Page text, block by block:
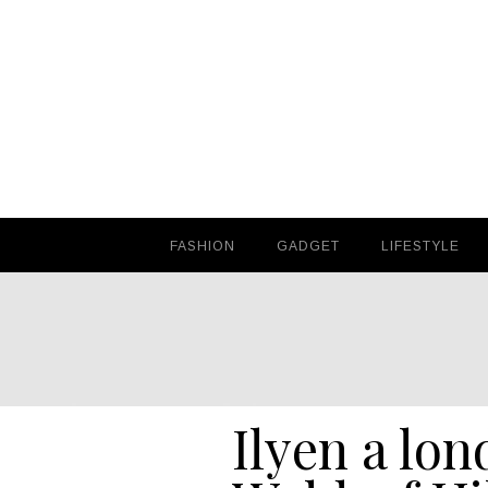
FASHION
FASHION GADGET
GADGET LIFESTYLE
LIFESTYLE
Ilyen a